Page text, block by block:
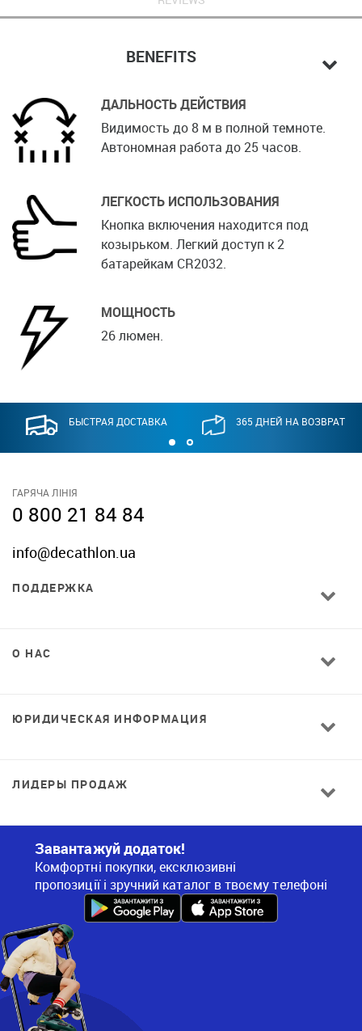
BENEFITS
ДАЛЬНОСТЬ ДЕЙСТВИЯ
Видимость до 8 м в полной темноте.
Автономная работа до 25 часов.
ЛЕГКОСТЬ ИСПОЛЬЗОВАНИЯ
Кнопка включения находится под
козырьком. Легкий доступ к 2
батарейкам CR2032.
МОЩНОСТЬ
26 люмен.
БЫСТРАЯ ДОСТАВКА 365 ДНЕЙ НА ВОЗВРАТ
ГАРЯЧА ЛІНІЯ
0 800 21 84 84
info@decathlon.ua
ПОДДЕРЖКА
О НАС
ЮРИДИЧЕСКАЯ ИНФОРМАЦИЯ
ЛИДЕРЫ ПРОДАЖ
Завантажуй додаток!
Комфортні покупки, ексклюзивні
пропозиції і зручний каталог в твоєму телефоні